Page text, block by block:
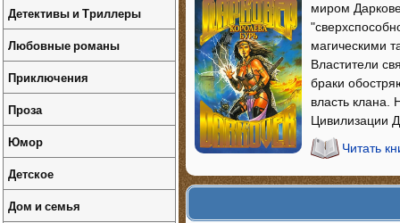
миром
магическими
Властители
браки
власть клана.
Цивилизации
Читать
Детективы и Триллеры
Любовные романы
Приключения
Проза
Юмор
Детское
Дом и семья